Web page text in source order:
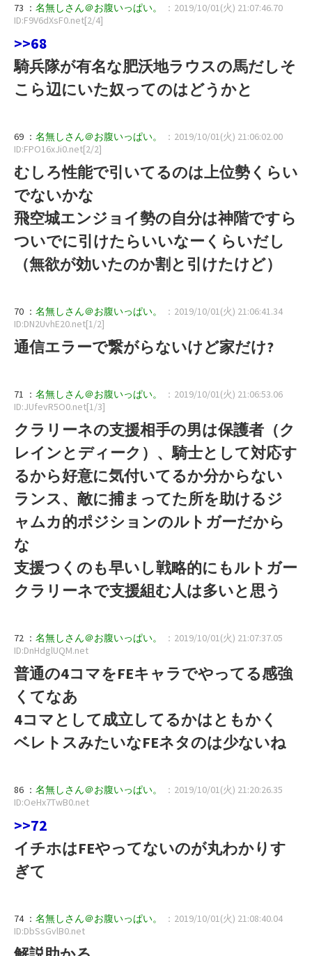
73 ： 名無しさん＠お腹いっぱい。
：2019/10/01(火) 21:07:46.70
ID:F9V6dXsF0.net[2/4]
>>68
騎兵隊が有名な肥沃地ラウスの馬だしそ
こら辺にいた奴ってのはどうかと
69 ： 名無しさん＠お腹いっぱい。
：2019/10/01(火) 21:06:02.00
ID:FPO16xJi0.net[2/2]
むしろ性能で引いてるのは上位勢くらい
でないかな
飛空城エンジョイ勢の自分は神階ですら
ついでに引けたらいいなーくらいだし
（無欲が効いたのか割と引けたけど）
70 ： 名無しさん＠お腹いっぱい。
：2019/10/01(火) 21:06:41.34
ID:DN2UvhE20.net[1/2]
通信エラーで繋がらないけど家だけ?
71 ： 名無しさん＠お腹いっぱい。
：2019/10/01(火) 21:06:53.06
ID:JUfevR5O0.net[1/3]
クラリーネの支援相手の男は保護者（ク
レインとディーク）、騎士として対応す
るから好意に気付いてるか分からない
ランス、敵に捕まってた所を助けるジ
ャムカ的ポジションのルトガーだから
な
支援つくのも早いし戦略的にもルトガー
クラリーネで支援組む人は多いと思う
72 ： 名無しさん＠お腹いっぱい。
：2019/10/01(火) 21:07:37.05
ID:DnHdglUQM.net
普通の4コマをFEキャラでやってる感強
くてなあ
4コマとして成立してるかはともかく
ベレトスみたいなFEネタのは少ないね
86 ： 名無しさん＠お腹いっぱい。
：2019/10/01(火) 21:20:26.35
ID:OeHx7TwB0.net
>>72
イチホはFEやってないのが丸わかりす
ぎて
74 ： 名無しさん＠お腹いっぱい。
：2019/10/01(火) 21:08:40.04
ID:DbSsGvlB0.net